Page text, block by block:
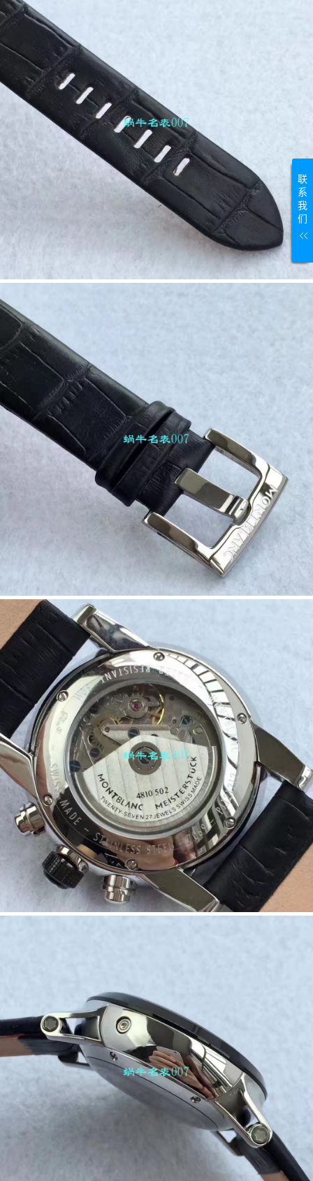
联
系
我
们